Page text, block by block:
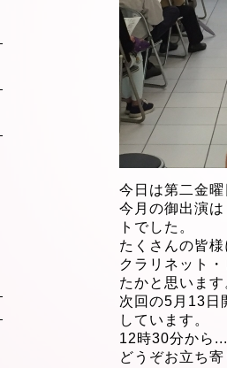
今日は第二金
今月の御出演は
トでした。
たくさんの皆
クラリネット
たかと思います
次回の5月13 日
しています。
12時30分から ...
どうぞお立ち寄